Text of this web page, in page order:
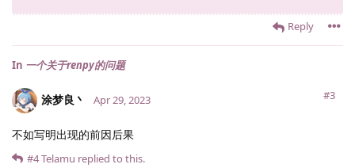
Reply
In 一个关于renpy的问题
涂梦良丶 #3
Apr 29, 2023
不如写明出现的前因后果
#4Telamu replied to this.